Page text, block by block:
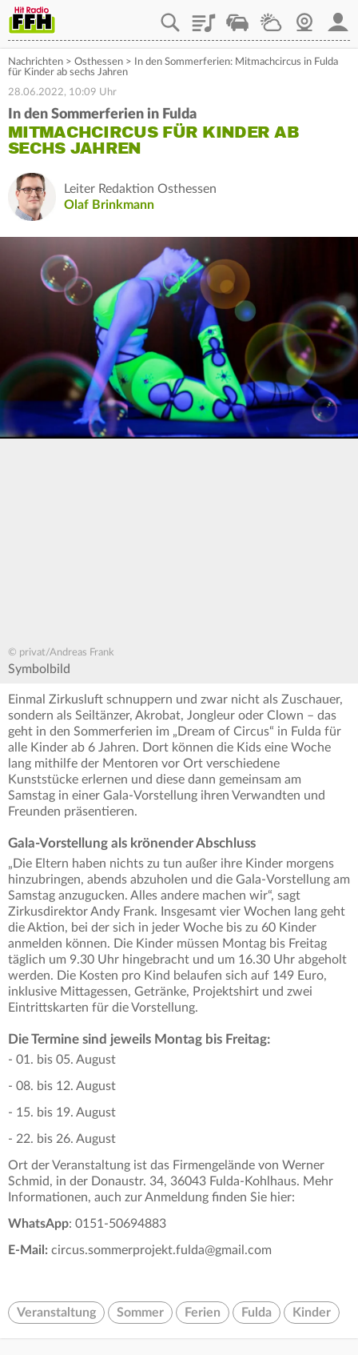
PlaylistStaupilotWetterWebcam
Nachrichten > Osthessen >
In den Sommerferien: Mitmachcircus in Fulda
für Kinder ab sechs Jahren
28.06.2022, 10:09 Uhr
In den Sommerferien in Fulda
MITMACHCIRCUS FÜR KINDER AB
SECHS JAHREN
Leiter Redaktion Osthessen
Olaf Brinkmann
© privat/Andreas Frank
Symbolbild
Einmal Zirkusluft schnuppern und zwar nicht als Zuschauer,
sondern als Seiltänzer, Akrobat, Jongleur oder Clown – das
geht in den Sommerferien im „Dream of Circus“ in Fulda für
alle Kinder ab 6 Jahren. Dort können die Kids eine Woche
lang mithilfe der Mentoren vor Ort verschiedene
Kunststücke erlernen und diese dann gemeinsam am
Samstag in einer Gala-Vorstellung ihren Verwandten und
Freunden präsentieren.
Gala-Vorstellung als krönender Abschluss
„Die Eltern haben nichts zu tun außer ihre Kinder morgens
hinzubringen, abends abzuholen und die Gala-Vorstellung am
Samstag anzugucken. Alles andere machen wir“, sagt
Zirkusdirektor Andy Frank. Insgesamt vier Wochen lang geht
die Aktion, bei der sich in jeder Woche bis zu 60 Kinder
anmelden können. Die Kinder müssen Montag bis Freitag
täglich um 9.30 Uhr hingebracht und um 16.30 Uhr abgeholt
werden. Die Kosten pro Kind belaufen sich auf 149 Euro,
inklusive Mittagessen, Getränke, Projektshirt und zwei
Eintrittskarten für die Vorstellung.
Die Termine sind jeweils Montag bis Freitag:
- 01. bis 05. August
- 08. bis 12. August
- 15. bis 19. August
- 22. bis 26. August
Ort der Veranstaltung ist das Firmengelände von Werner
Schmid, in der Donaustr. 34, 36043 Fulda-Kohlhaus. Mehr
Informationen, auch zur Anmeldung finden Sie hier:
WhatsApp: 0151-50694883
E-Mail: circus.sommerprojekt.fulda@gmail.com
Veranstaltung Sommer Ferien Fulda Kinder